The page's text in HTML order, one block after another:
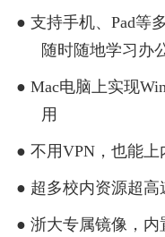
● 支持手机、 Pad等
随时随地学习办
● Mac电脑上实现
用
● 不用VPN，也能上
● 超多校内资源超高
● 浙大专属镜像，内